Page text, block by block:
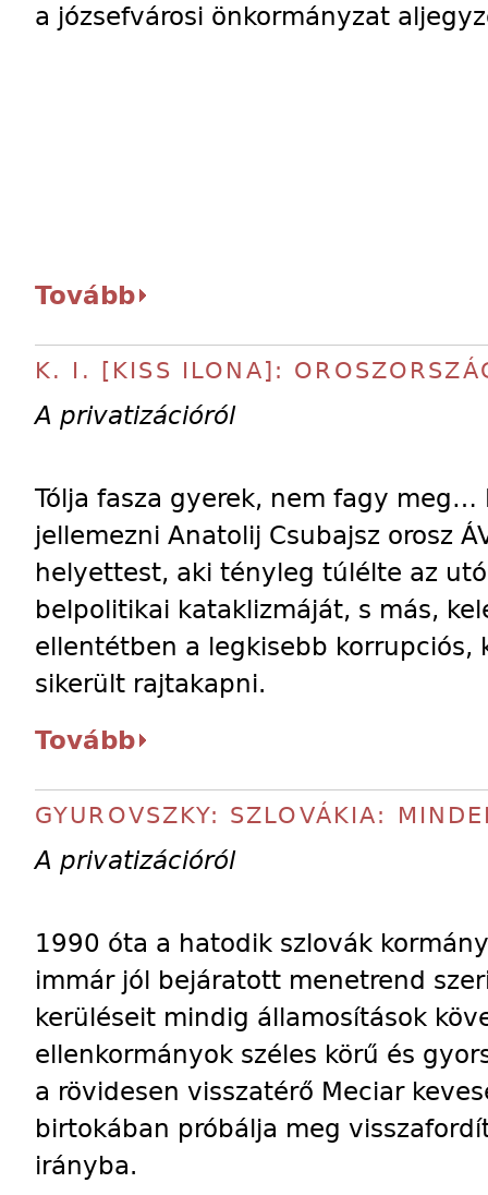
a józsefvárosi önkormányzat
Tovább
K. I. [KISS ILONA]:
A privatizációról
Tólja fasza gyerek, nem fagy meg…
jellemezni Anatolij Csubajsz orosz
helyettest, aki tényleg túlélte az
belpolitikai kataklizmáját, s más,
ellentétben a legkisebb korrupciós,
sikerült rajtakapni.
Tovább
GYUROVSZKY: SZLOVÁKIA:
A privatizációról
1990 óta a hatodik szlovák
immár jól bejáratott menetrend
kerüléseit mindig államosítások
ellenkormányok széles körű és
a rövidesen visszatérő Meciar
birtokában próbálja meg
irányba.